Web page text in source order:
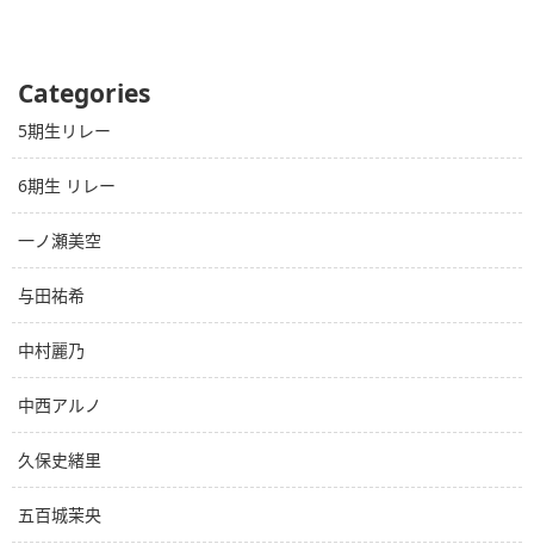
Categories
5期生リレー
6期生 リレー
一ノ瀬美空
与田祐希
中村麗乃
中西アルノ
久保史緒里
五百城茉央